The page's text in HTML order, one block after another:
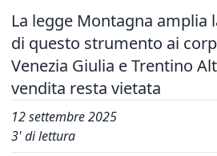
La legge Montagna amplia
di questo strumento ai
Venezia Giulia e Trentino
vendita resta vietata
12 settembre 2025
3' di lettura